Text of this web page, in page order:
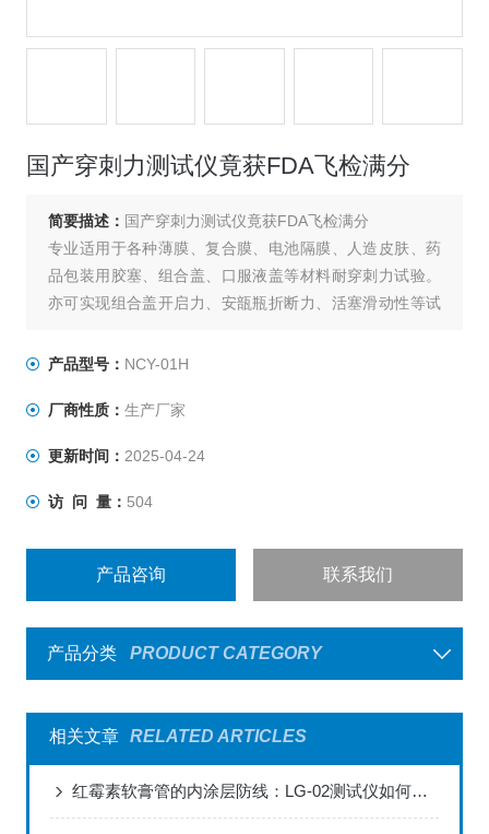
国产穿刺力测试仪竟获FDA飞检满分
简要描述： 国产穿刺力测试仪竟获FDA飞检满分
专业适用于各种薄膜、复合膜、电池隔膜、人造皮肤、药
品包装用胶塞、组合盖、口服液盖等材料耐穿刺力试验。
亦可实现组合盖开启力、安瓿瓶折断力、活塞滑动性等试
产品型号： NCY-01H
厂商性质： 生产厂家
更新时间： 2025-04-24
访 问 量： 504
产品咨询 联系我们
产品分类 PRODUCT CATEGORY
相关文章 RELATED ARTICLES
红霉素软膏管的内涂层防线：LG-02测试仪如何破解普药包装的“隐蔽风险”